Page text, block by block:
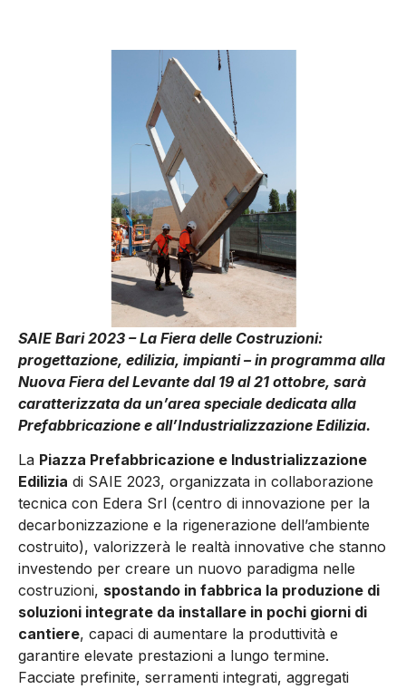
SAIE Bari 2023 – La Fiera delle Costruzioni:
progettazione, edilizia, impianti – in programma alla
Nuova Fiera del Levante dal 19 al 21 ottobre, sarà
caratterizzata da un’area speciale dedicata alla
Prefabbricazione e all’Industrializzazione Edilizia.
La Piazza Prefabbricazione e Industrializzazione
Edilizia di SAIE 2023, organizzata in collaborazione
tecnica con Edera Srl (centro di innovazione per la
decarbonizzazione e la rigenerazione dell’ambiente
costruito), valorizzerà le realtà innovative che stanno
investendo per creare un nuovo paradigma nelle
costruzioni, spostando in fabbrica la produzione di
soluzioni integrate da installare in pochi giorni di
cantiere, capaci di aumentare la produttività e
garantire elevate prestazioni a lungo termine.
Facciate prefinite, serramenti integrati, aggregati